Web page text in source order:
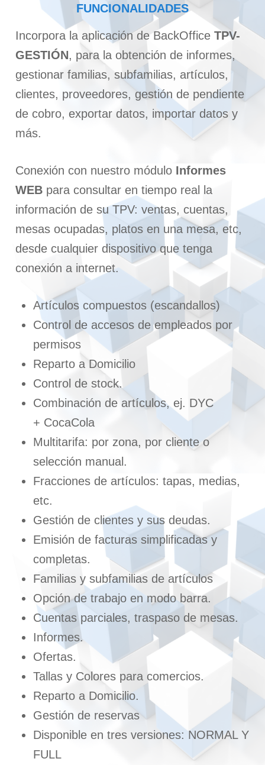
FUNCIONALIDADES
Incorpora la aplicación de BackOffice TPV-
GESTIÓN, para la obtención de informes,
gestionar familias, subfamilias, artículos,
clientes, proveedores, gestión de pendiente
de cobro, exportar datos, importar datos y
más.
Conexión con nuestro módulo Informes
WEB para consultar en tiempo real la
información de su TPV: ventas, cuentas,
mesas ocupadas, platos en una mesa, etc,
desde cualquier dispositivo que tenga
conexión a internet.
Artículos compuestos (escandallos)
Control de accesos de empleados por
permisos
Reparto a Domicilio
Control de stock.
Combinación de artículos, ej. DYC
+ CocaCola
Multitarifa: por zona, por cliente o
selección manual.
Fracciones de artículos: tapas, medias,
etc.
Gestión de clientes y sus deudas.
Emisión de facturas simplificadas y
completas.
Familias y subfamilias de artículos
Opción de trabajo en modo barra.
Cuentas parciales, traspaso de mesas.
Informes.
Ofertas.
Tallas y Colores para comercios.
Reparto a Domicilio.
Gestión de reservas
Disponible en tres versiones: NORMAL Y
FULL